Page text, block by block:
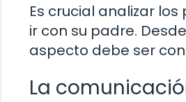
Es crucial analizar
ir con su padre.
aspecto debe ser
La